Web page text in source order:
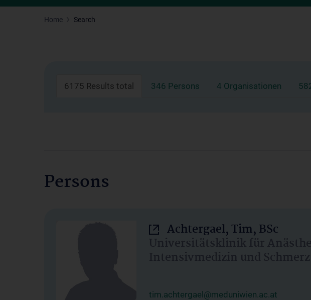
Home Search
6175 Results total 346 Persons 4 Organisationen
Persons
Achtergael, Tim, BSc
Universitätsklinik für
Intensivmedizin und
tim.achtergael@meduniwien.ac.at